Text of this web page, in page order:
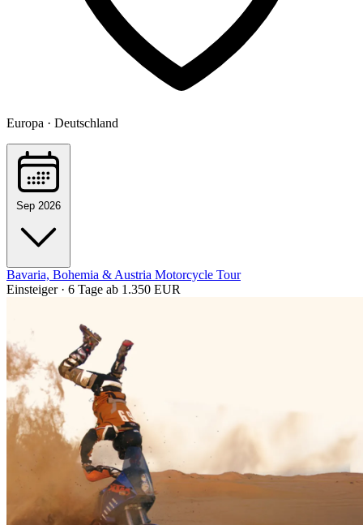
Europa · Deutschland
Sep 2026
Bavaria, Bohemia & Austria Motorcycle Tour
Einsteiger · 6 Tage ab 1.350 EUR